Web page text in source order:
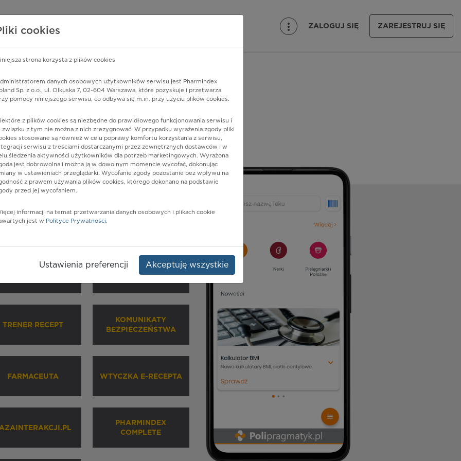
o lekach
PHARMINDEX ZALOGUJ SIĘ ZAREJESTRUJ SIĘ
ochrony zdrowia
INHALATORY
TRENER RECEPT
KOMUNIKATY
BEZPIECZEŃSTWA
FARMACEUTA WTYCZKA E-RECEPTA
PHARMINDEX
COMPLETE
cookies
strona korzysta z plików cookies
danych osobowych użytkowników serwisu jest Pharmindex
Sp. z o.o., ul. Olkuska 7, 02-604 Warszawa, które pozyskuje i przetwarza
pomocy niniejszego serwisu, co odbywa się m.in. przy użyciu plików cookies.
z plików cookies są niezbędne do prawidłowego funkcjonowania serwisu i
związku z tym nie można z nich zrezygnować. W przypadku wyrażenia zgody pliki
stosowane są również w celu poprawy komfortu korzystania z serwisu,
serwisu z treściami dostarczanymi przez zewnętrznych dostawców i w
śledzenia aktywności użytkowników dla potrzeb marketingowych. Wyrażona
jest dobrowolna i można ją w dowolnym momencie wycofać, dokonując
w ustawieniach przeglądarki. Wycofanie zgody pozostanie bez wpływu na
z prawem używania plików cookies, którego dokonano na podstawie
przed jej wycofaniem.
informacji na temat przetwarzania danych osobowych i plikach cookie
jest w Polityce Prywatności.
Ustawienia preferencji Akceptuję wszystkie